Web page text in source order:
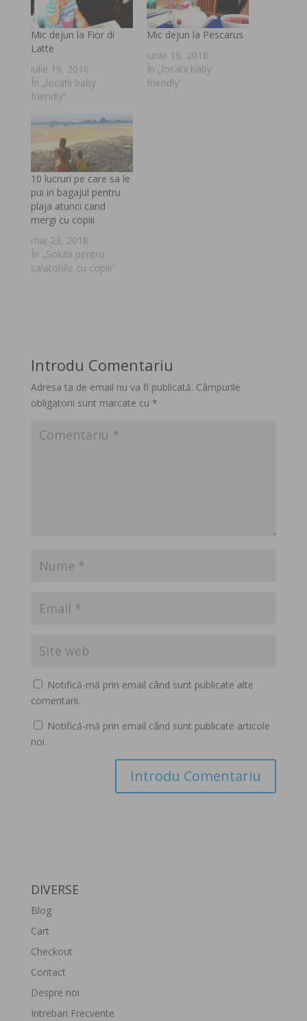
Mic dejun la Fior di
Latte
iulie 19, 2016
În „locatii baby
friendly”
Mic dejun la Pescarus
iunie 19, 2016
În „locatii baby
friendly”
10 lucruri pe care sa le
pui in bagajul pentru
plaja atunci cand
mergi cu copiii
mai 23, 2018
În „Solutii pentru
calatoriile cu copiii”
Introdu Comentariu
Adresa ta de email nu va fi publicată. Câmpurile
obligatorii sunt marcate cu *
Notifică-mă prin email când sunt publicate alte
comentarii.
Notifică-mă prin email când sunt publicate articole
noi.
DIVERSE
Blog
Cart
Checkout
Contact
Despre noi
Intrebari Frecvente